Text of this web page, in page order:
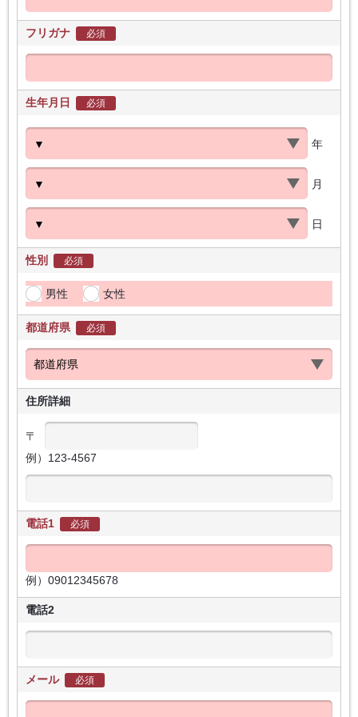
フリガナ 必須
生年月日 必須
年
月
日
性別 必須
男性 女性
都道府県 必須
住所詳細
〒
例）123-4567
電話1 必須
例）09012345678
電話2
メール 必須